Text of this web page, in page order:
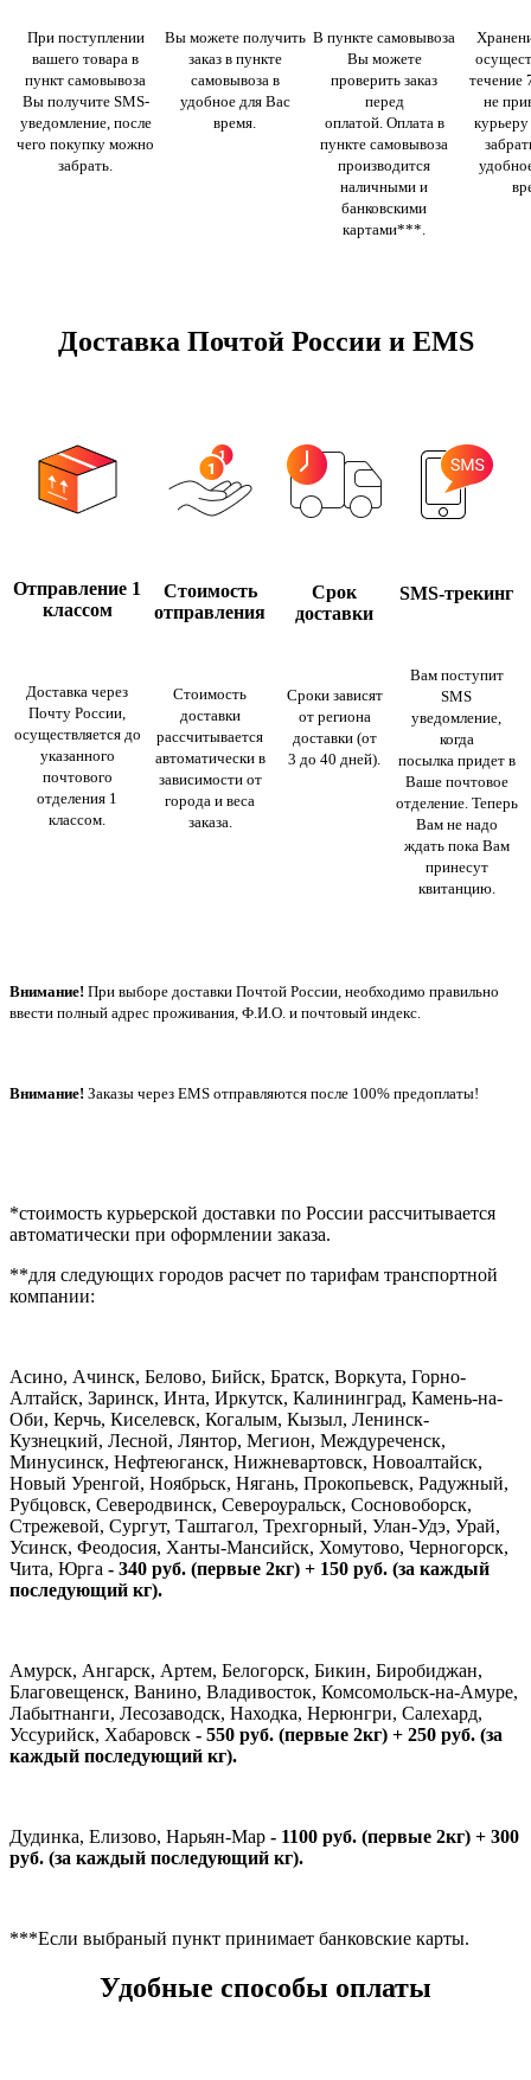
При поступлении
вашего товара в
пункт самовывоза
Вы получите SMS-
уведомление, после
чего покупку можно
забрать.
Вы можете получить
заказ в пункте
самовывоза в
удобное для Вас
время.
В пункте самовывоза
Вы можете
проверить заказ
перед
оплатой. Оплата в
пункте самовывоза
производится
наличными и
банковскими
картами***.
течение
не
Доставка Почтой России и EMS
Отправление 1
классом
Доставка через
Почту России,
осуществляется до
указанного
почтового
отделения 1
классом.
Стоимость
отправления
Стоимость
доставки
рассчитывается
автоматически в
зависимости от
города и веса
заказа.
Срок
доставки
Сроки зависят
от региона
доставки (от
3 до 40 дней).
SMS-трекинг
Вам поступит
SMS
уведомление,
когда
посылка придет в
Ваше почтовое
отделение. Теперь
Вам не надо
ждать пока Вам
принесут
квитанцию.
Внимание! При выборе доставки Почтой России, необходимо правильно
ввести полный адрес проживания, Ф.И.О. и почтовый индекс.
Внимание! Заказы через EMS отправляются после 100% предоплаты!
*стоимость курьерской доставки по России рассчитывается
автоматически при оформлении заказа.
**для следующих городов расчет по тарифам транспортной
компании:
Асино, Ачинск, Белово, Бийск, Братск, Воркута, Горно-
Алтайск, Заринск, Инта, Иркутск, Калининград, Камень-на-
Оби, Керчь, Киселевск, Когалым, Кызыл, Ленинск-
Кузнецкий, Лесной, Лянтор, Мегион, Междуреченск,
Минусинск, Нефтеюганск, Нижневартовск, Новоалтайск,
Новый Уренгой, Ноябрьск, Нягань, Прокопьевск, Радужный,
Рубцовск, Северодвинск, Североуральск, Сосновоборск,
Стрежевой, Сургут, Таштагол, Трехгорный, Улан-Удэ, Урай,
Усинск, Феодосия, Ханты-Мансийск, Хомутово, Черногорск,
Чита, Юрга - 340 руб. (первые 2кг) + 150 руб. (за каждый
последующий кг).
Амурск, Ангарск, Артем, Белогорск, Бикин, Биробиджан,
Благовещенск, Ванино, Владивосток, Комсомольск-на-Амуре,
Лабытнанги, Лесозаводск, Находка, Нерюнгри, Салехард,
Уссурийск, Хабаровск - 550 руб. (первые 2кг) + 250 руб. (за
каждый последующий кг).
Дудинка, Елизово, Нарьян-Мар - 1100 руб. (первые 2кг) + 300
руб. (за каждый последующий кг).
***Если выбраный пункт принимает банковские карты.
Удобные способы оплаты